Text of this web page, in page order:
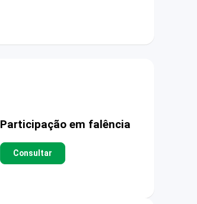
Participação em falência
Consultar